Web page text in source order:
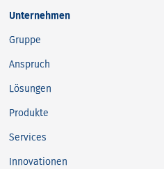
Unternehmen
Gruppe
Anspruch
Lösungen
Produkte
Services
Innovationen